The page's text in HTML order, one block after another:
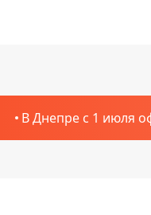
В Днепре с 1 июля